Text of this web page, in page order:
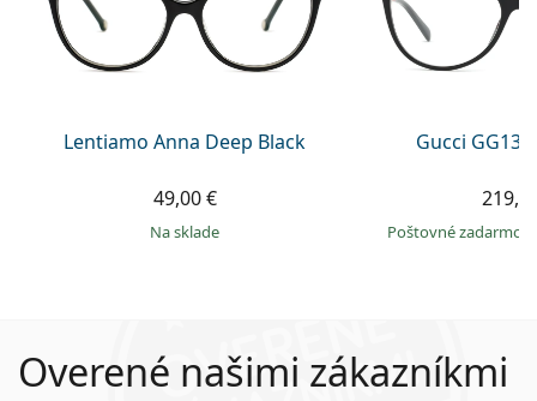
Lentiamo Anna Deep Black
49,00 €
na sklade
Gucci
Poštovné zadarmo
Overené našimi zákazníkmi